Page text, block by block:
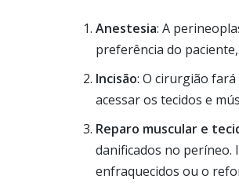
Anestesia: A
preferência do
Incisão: O cirurgião
acessar os tecidos e
Reparo muscular e
danificados no períneo.
enfraquecidos ou o